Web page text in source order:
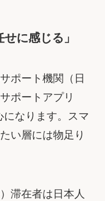
に感じる」
ポート機関（日
ポートアプリ
になります。スマ
い層には物足り
滞在者は日本人